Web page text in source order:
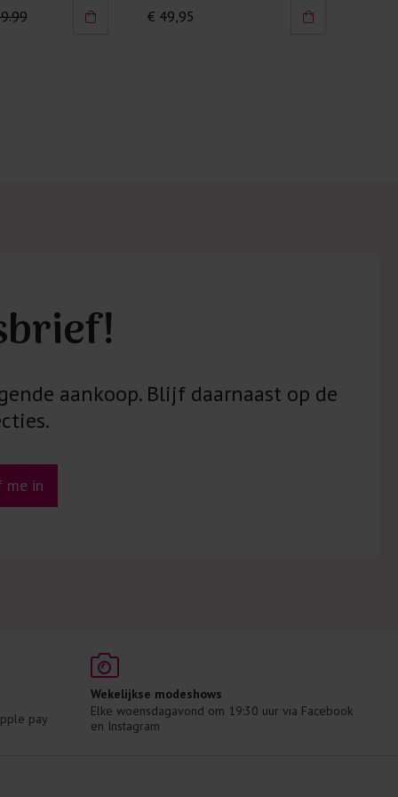
€ 49,95
aankoop. Blijf daarnaast op de
me in
pay
Wekelijkse modeshows
Elke woensdagavond om 19:30 uur via Facebook
en Instagram